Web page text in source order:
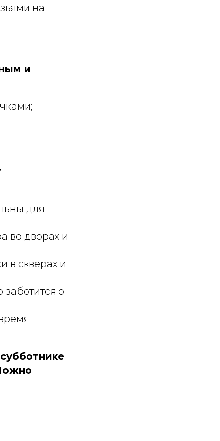
на
и
для
во дворах и
в скверах и
о